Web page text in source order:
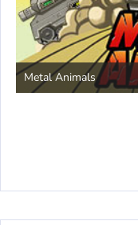
Metal Animals